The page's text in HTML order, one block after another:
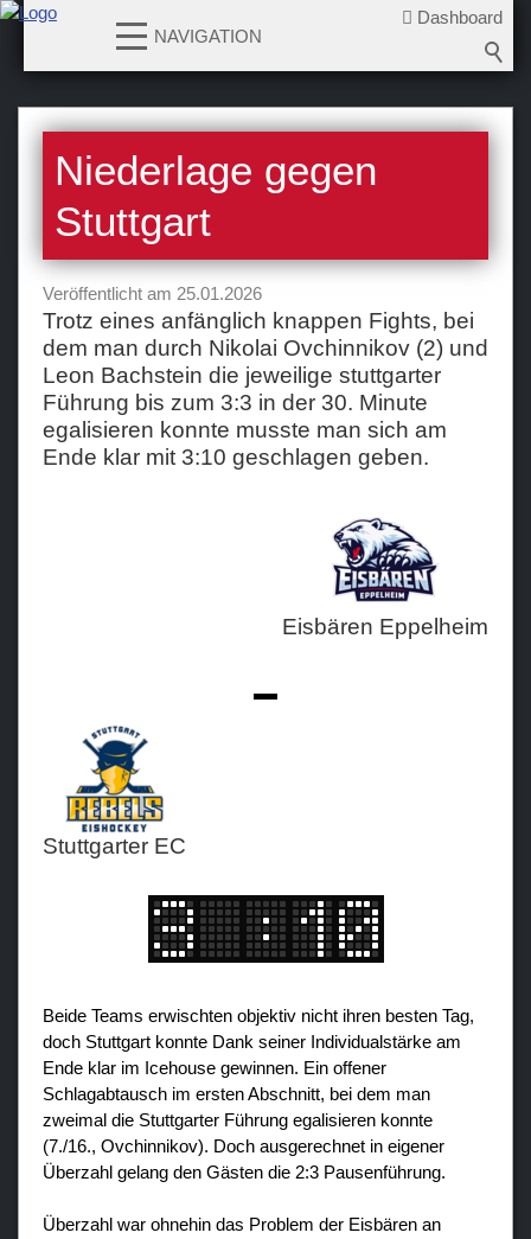
Dashboard
NAVIGATION
News
2026-2027
2025-2026
2024-2025
2022-2023
2021-2022
2020-2021
2019-2020
2018-2019
Fanzone
Niederlage gegen
Stuttgart
Veröffentlicht am 25.01.2026
Trotz eines anfänglich knappen Fights, bei
dem man durch Nikolai Ovchinnikov (2) und
Leon Bachstein die jeweilige stuttgarter
Führung bis zum 3:3 in der 30. Minute
egalisieren konnte musste man sich am
Ende klar mit 3:10 geschlagen geben.
Eisbären Eppelheim
Stuttgarter EC
Beide Teams erwischten objektiv nicht ihren besten Tag,
doch Stuttgart konnte Dank seiner Individualstärke am
Ende klar im Icehouse gewinnen. Ein offener
Schlagabtausch im ersten Abschnitt, bei dem man
zweimal die Stuttgarter Führung egalisieren konnte
(7./16., Ovchinnikov). Doch ausgerechnet in eigener
Überzahl gelang den Gästen die 2:3 Pausenführung.
Überzahl war ohnehin das Problem der Eisbären an